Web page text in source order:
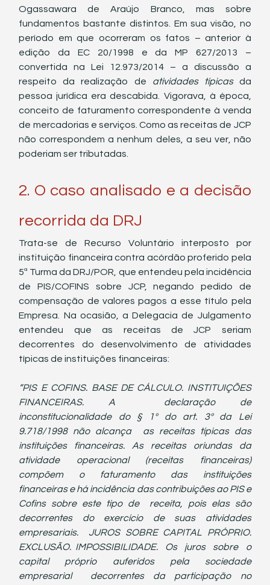
Ogassawara de Araújo Branco, mas sobre
fundamentos bastante distintos. Em sua visão, no
período em que ocorreram os fatos – anterior à
edição da EC 20/1998 e da MP 627/2013 –
convertida na Lei 12.973/2014 – a discussão a
respeito da realização de atividades típicas da
pessoa jurídica era descabida. Vigorava, à época,
conceito de faturamento correspondente à venda
de mercadorias e serviços. Como as receitas de JCP
não correspondem a nenhum deles, a seu ver, não
poderiam ser tributadas.
2. O caso analisado e a decisão
recorrida da DRJ
Trata-se de Recurso Voluntário interposto por
instituição financeira contra acórdão proferido pela
5ª Turma da DRJ/POR, que entendeu pela incidência
de PIS/COFINS sobre JCP, negando pedido de
compensação de valores pagos a esse título pela
Empresa. Na ocasião, a Delegacia de Julgamento
entendeu que as receitas de JCP seriam
decorrentes do desenvolvimento de atividades
típicas de instituições financeiras:
“PIS E COFINS. BASE DE CÁLCULO. INSTITUIÇÕES
FINANCEIRAS. A  declaração de
inconstitucionalidade do § 1º do art. 3º da Lei
9.718/1998 não alcança  as receitas típicas das
instituições financeiras. As receitas oriundas da
atividade  operacional  (receitas  financeiras)
compõem  o  faturamento  das  instituições
financeiras e há incidência das contribuições ao PIS e
Cofins sobre este tipo de  receita, pois elas são
decorrentes do exercício de suas atividades
empresariais.  JUROS SOBRE CAPITAL PRÓPRIO.
EXCLUSÃO. IMPOSSIBILIDADE.  Os  juros  sobre  o
capital  próprio  auferidos  pela  sociedade
empresarial  decorrentes da participação no